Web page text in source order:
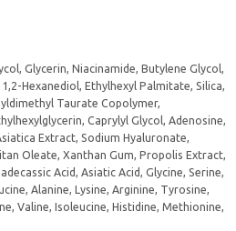
Glycerin, Niacinamide, Butylene Glycol,
Hexanediol, Ethylhexyl Palmitate, Silica,
Taurate Copolymer,
Caprylyl Glycol, Adenosine,
Extract, Sodium Hyaluronate,
Oleate, Xanthan Gum, Propolis Extract,
Acid, Asiatic Acid, Glycine, Serine,
Alanine, Lysine, Arginine, Tyrosine,
Valine, Isoleucine, Histidine, Methionine,